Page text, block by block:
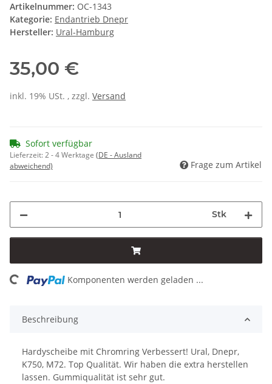
Artikelnummer: OC-1343
Kategorie: Endantrieb Dnepr
Hersteller: Ural-Hamburg
35,00 €
inkl. 19% USt. , zzgl. Versand
Sofort verfügbar
Lieferzeit:2 - 4 Werktage (DE - Ausland
abweichend)
Frage zum Artikel
Stk
Komponenten werden geladen ...
Beschreibung
Hardyscheibe mit Chromring Verbessert! Ural, Dnepr,
K750, M72. Top Qualität. Wir haben die extra herstellen
lassen. Gummiqualität ist sehr gut.